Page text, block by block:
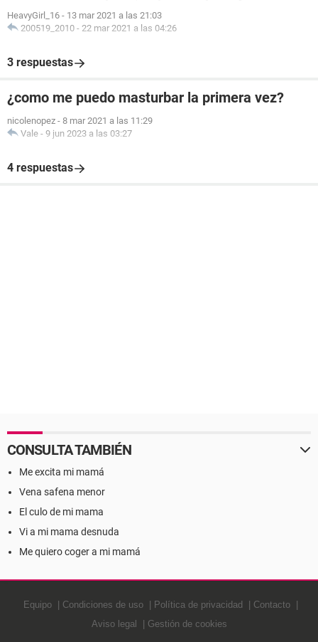
HeavyGirl_16 - 13 mar 2021 a las 21:03
200519_2010 - 22 mar 2021 a las 04:26
3 respuestas
¿como me puedo masturbar la primera vez?
nicolenopez - 8 mar 2021 a las 11:29
Vale - 9 jun 2023 a las 03:27
4 respuestas
CONSULTA TAMBIÉN
Me excita mi mamá
Vena safena menor
El culo de mi mama
Vi a mi mama desnuda
Me quiero coger a mi mamá
Equipo Condiciones de uso Política de privacidad
Contacto
Aviso legal
Gestión de cookies